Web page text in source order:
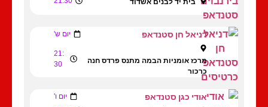
דניאל חן סטנדאפ יום ש'
מרכז אומניות הבמה מתנס פרדס חנה
כרכור
21:
30
אודי כגן סטנדאפ יום ו'